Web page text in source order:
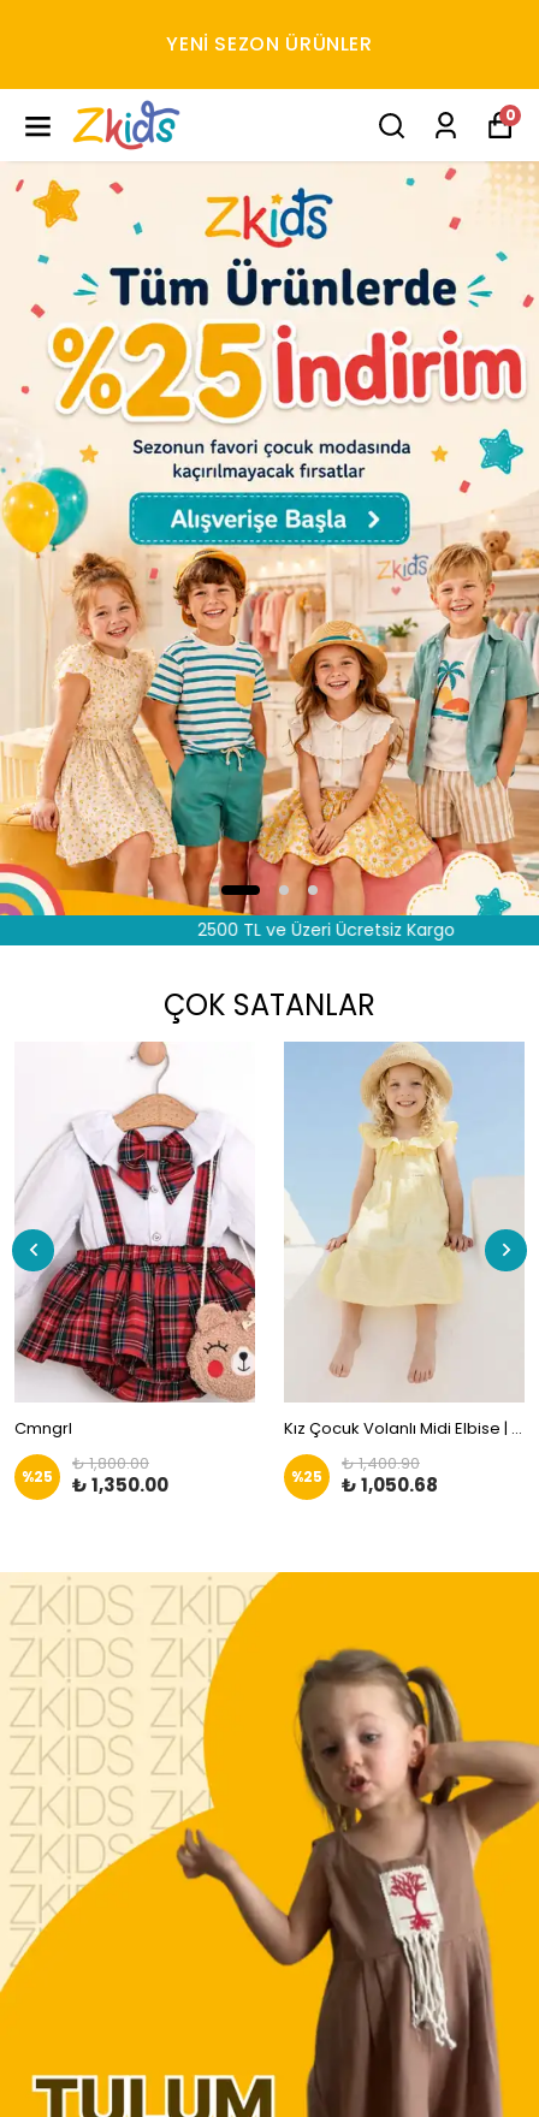
YENI SEZON ÜRÜNLER
0
2500 TL ve Üzeri Ücretsiz Kargo
ÇOK SATANLAR
Cmngrl
%25
₺ 1,800.00
₺ 1,350.00
Kız Çocuk Volanlı Midi Elbise | Zkids
%25
₺ 1,400.90
₺ 1,050.68